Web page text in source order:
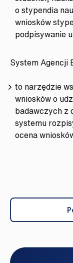
o stypendia
wniosków
podpisywanie
System Agencji
to narzędzie
wniosków o
badawczych z
systemu
ocena